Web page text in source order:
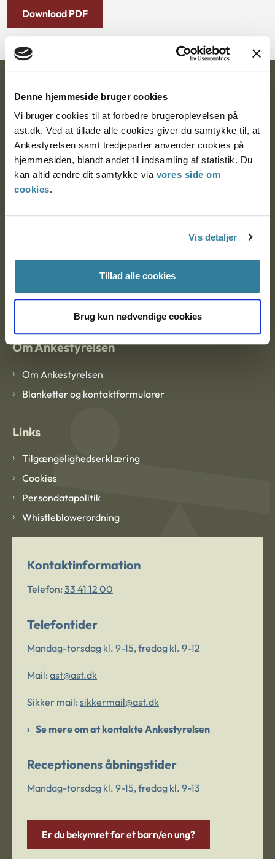
Denne hjemmeside bruger cookies
Vi bruger cookies til at forbedre brugeroplevelsen på
ast.dk. Ved at tillade alle cookies giver du samtykke til, at
Ankestyrelsen samt tredjeparter anvender cookies på
hjemmesiden, blandt andet til indsamling af statistik. Du
kan altid ændre dit samtykke via vores side om
cookies.
Vis detaljer
Tillad alle cookies
Brug kun nødvendige cookies
Download PDF
Postadresse:
Nytorv 7, 2. sal
9000 Aalborg
CVR: 1007 4002
Om Ankestyrelsen
Om Ankestyrelsen
Blanketter og kontaktformularer
Links
Tilgængelighedserklæring
Cookies
Persondatapolitik
Whistleblowerordning
Kontaktinformation
Telefon: 33 41 12 00
Telefontider
Mandag-torsdag kl. 9-15, fredag kl. 9-12
Mail: ast@ast.dk
Sikker mail: sikkermail@ast.dk
Se mere om at kontakte Ankestyrelsen
Receptionens åbningstider
Mandag-torsdag kl. 9-15, fredag kl. 9-13
Er du bekymret for et barn/en ung?